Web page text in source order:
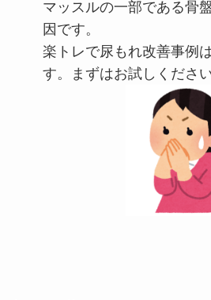
マッスルの一部である骨
因です。
楽トレで尿もれ改善事例
す。まずはお試しください